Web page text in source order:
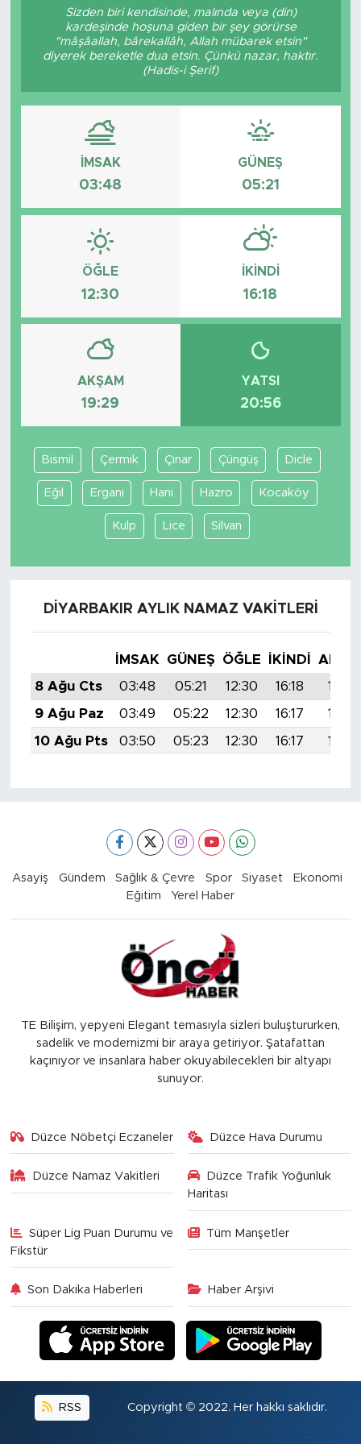
Sizden biri kendisinde, malında veya (din)
kardeşinde hoşuna giden bir şey görürse
"mâşâallah, bârekallâh, Allah mübarek etsin"
diyerek bereketle dua etsin. Çünkü nazar, haktır.
(Hadis-i Şerif)
İMSAK
03:48
GÜNEŞ
05:21
ÖĞLE
12:30
İKINDI
16:18
AKŞAM
19:29
YATSI
20:56
Bismil Çermik Çınar Çüngüş Dicle
Eğil Ergani Hani Hazro Kocaköy
Kulp Lice Silvan
DIYARBAKIR AYLIK NAMAZ VAKITLERI
İMSAK GÜNEŞ ÖĞLE İKINDI
8 Ağu Cts
03:48 05:21 12:30 16:18
19:29
9 Ağu Paz
03:49 05:22 12:30 16:17
19:28
10 Ağu Pts
03:50 05:23 12:30 16:17 19:26
Asayiş Gündem Sağlık & Çevre Spor Siyaset
Ekonomi
Eğitim
Yerel Haber
TE Bilişim, yepyeni Elegant temasıyla sizleri buluştururken,
sadelik ve modernizmi bir araya getiriyor. Şatafattan
kaçınıyor ve insanlara haber okuyabilecekleri bir altyapı
sunuyor.
Düzce Nöbetçi Eczaneler Düzce Hava Durumu
Düzce Namaz Vakitleri
Düzce Trafik Yoğunluk
Haritası
Süper Lig Puan Durumu ve
Fikstür
Tüm Manşetler
Son Dakika Haberleri Haber Arşivi
RSS Copyright © 2022. Her hakkı saklıdır.